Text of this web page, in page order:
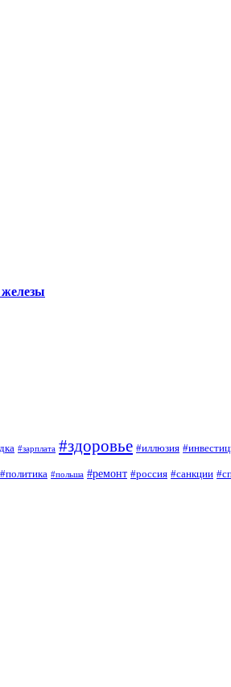
#зарплата #здоровье #иллюзия
#политика #польша #ремонт #россия #санкции